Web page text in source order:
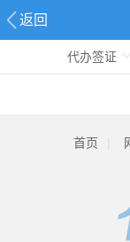
返回
代办签证
首页